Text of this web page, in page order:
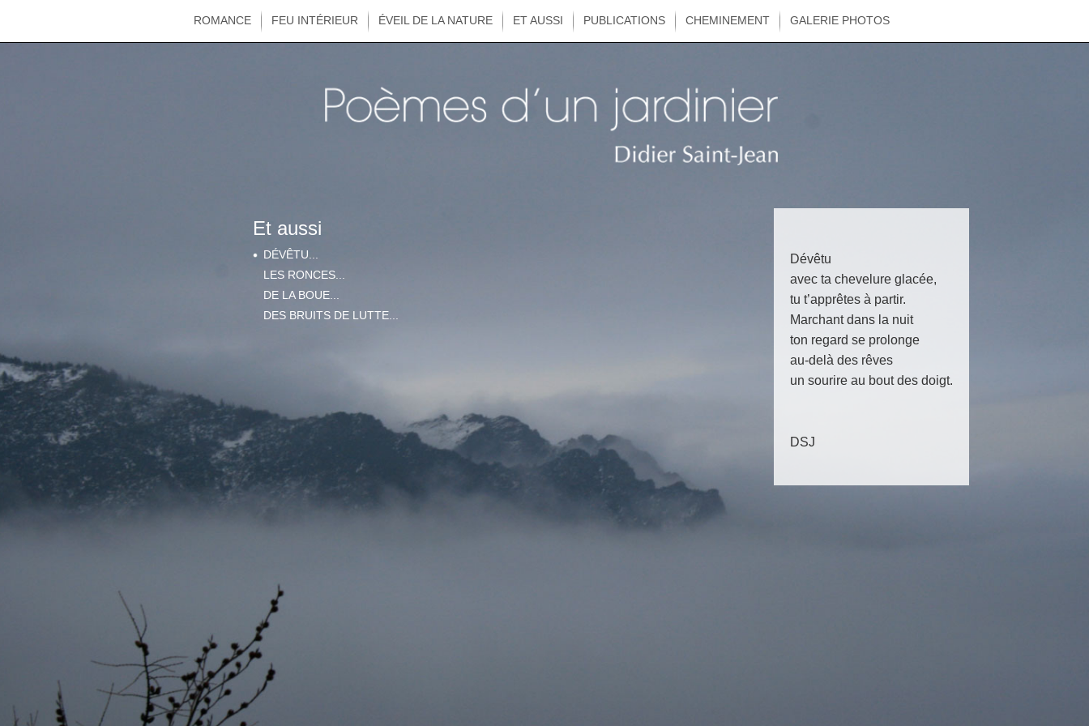
ROMANCE FEU INTÉRIEUR ÉVEIL DE LA NATURE ET AUSSI PUBLICATIONS CHEMINEMENT GALERIE PHOTOS
Et aussi
DÉVÊTU...
LES RONCES...
DE LA BOUE...
DES BRUITS DE LUTTE...
Dévêtu
avec ta chevelure glacée,
tu t’apprêtes à partir.
Marchant dans la nuit
ton regard se prolonge
au-delà des rêves
un sourire au bout des doigt.
DSJ